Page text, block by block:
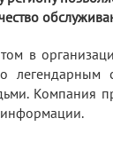
в
легендарным
Компания
информации.